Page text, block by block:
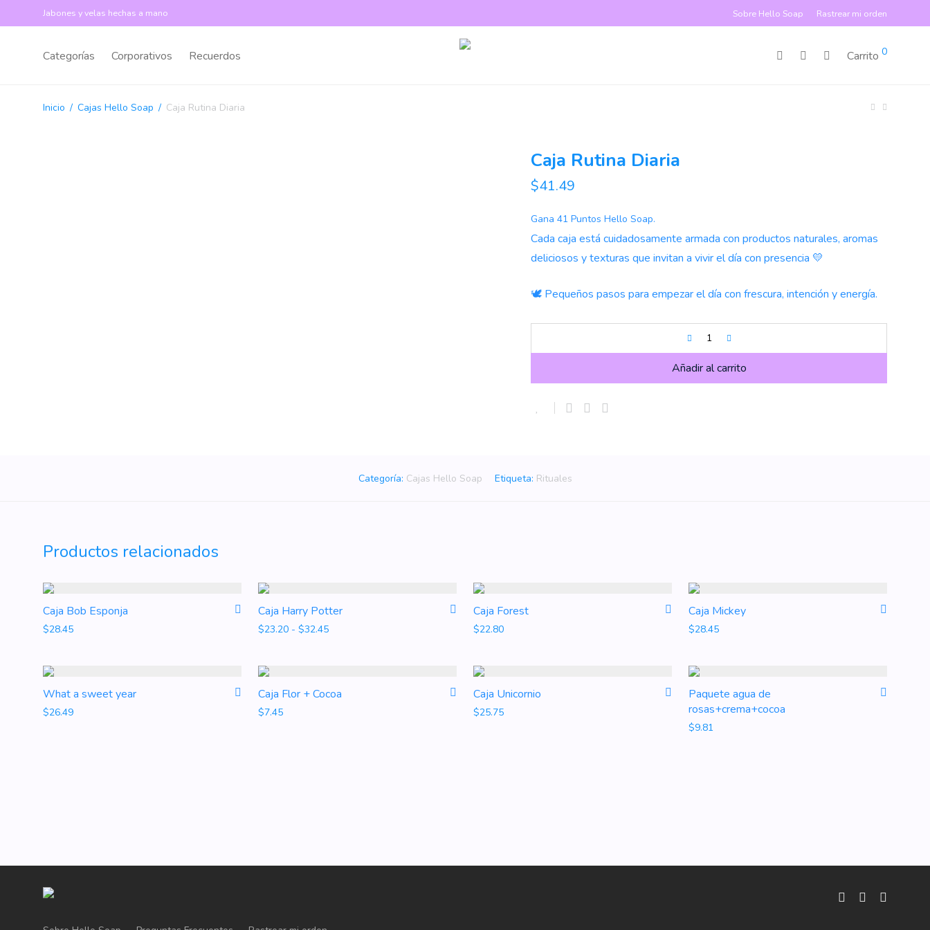
Jabones y velas hechas a mano Sobre Hello Soap Rastrear mi orden
Categorías Corporativos Recuerdos Carrito 0
Inicio / Cajas Hello Soap / Caja Rutina Diaria
Caja Rutina Diaria
$41.49
Gana 41 Puntos Hello Soap.
Cada caja está cuidadosamente armada con productos naturales, aromas
deliciosos y texturas que invitan a vivir el día con presencia 💛
🕊️ Pequeños pasos para empezar el día con frescura, intención y energía.
Añadir al carrito
Categoría: Cajas Hello Soap Etiqueta: Rituales
Productos relacionados
Caja Bob Esponja
$28.45
Caja Harry Potter
$23.20 - $32.45Rango de precios: desde $23.20 hasta $32.45
Caja Forest
$22.80
Caja Mickey
$28.45
What a sweet year
$26.49
Caja Flor + Cocoa
$7.45
Caja Unicornio
$25.75
Paquete agua de
rosas+crema+cocoa
$9.81